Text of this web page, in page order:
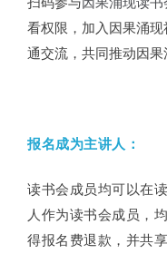
看权限，加入因果涌
通交流，共同推动因果
报名成为主讲人：
读书会成员均可以在
人作为读书会成员，
得报名费退款，并共